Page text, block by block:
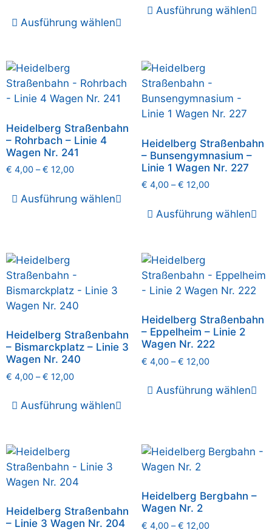
Ausführung wählen
Ausführung wählen
Heidelberg Straßenbahn
– Rohrbach – Linie 4
Wagen Nr. 241
€ 4,00 –€ 12,00
Ausführung wählen
Heidelberg Straßenbahn
– Bunsengymnasium –
Linie 1 Wagen Nr. 227
€ 4,00–€ 12,00
Ausführung wählen
Heidelberg Straßenbahn
– Bismarckplatz – Linie 3
Wagen Nr. 240
€ 4,00 –€ 12,00
Ausführung wählen
Heidelberg Straßenbahn
– Eppelheim – Linie 2
Wagen Nr. 222
€ 4,00–€ 12,00
Ausführung wählen
Heidelberg Straßenbahn
– Linie 3 Wagen Nr. 204
Heidelberg Bergbahn –
Wagen Nr. 2
€ 4,00–€ 12,00